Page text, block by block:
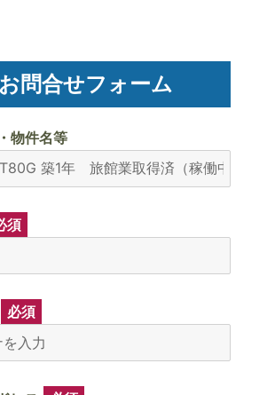
お問合せフォーム
物件名等
須
必須